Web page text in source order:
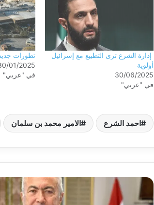
إدارة الشرع ترى التطبيع مع إسرائيل
أولوية
30/06/2025
في "عربي"
تطورات
01/2025
في "عربي"
احمد الشرع الامير محمد بن سلمان